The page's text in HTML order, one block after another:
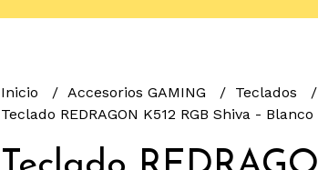
Inicio Accesorios GAMING
Teclados
Teclado REDRAGON K512 RGB Shiva - Blanco